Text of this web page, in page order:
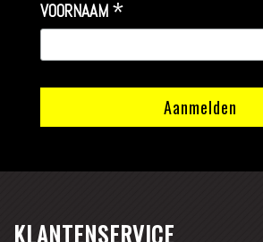
VOORNAAM *
KLANTENSERVICE